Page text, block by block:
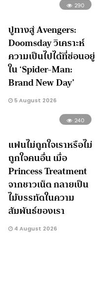
290
ปูทางสู่ Avengers:
Doomsday วิเคราะห์
ความเป็นไปได้ที่ซ่อนอยู่
ใน ‘Spider-Man:
Brand New Day’
5 August 2026
240
แฟนไม่ถูกใจเราหรือไม่
ถูกใจคนอื่น เมื่อ
Princess Treatment
จากชาวเน็ต กลายเป็น
ไม้บรรทัดในความ
สัมพันธ์ของเรา
4 August 2026